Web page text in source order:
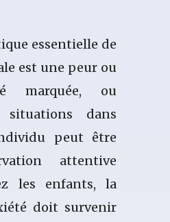
essentielle de
est une peur ou
marquée, ou
dans
peut être
attentive
les enfants, la
doit survenir